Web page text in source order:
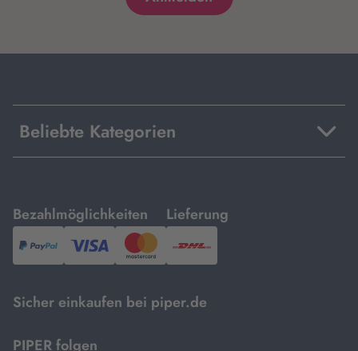
Beliebte Kategorien
Bezahlmöglichkeiten
mit
PayPal,Visa
und
Lieferung
mit
DHL.
Sicher einkaufen bei piper.de
PIPER folgen